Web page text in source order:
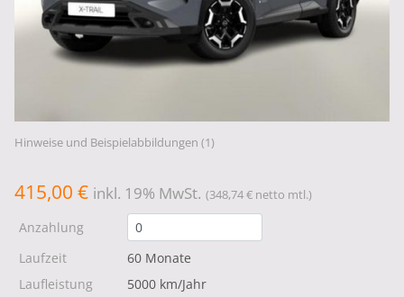
Hinweise und Beispielabbildungen (1)
415,00 € inkl. 19% MwSt. (348,74 € netto mtl.)
Anzahlung
Laufzeit
60 Monate
Laufleistung
5000 km/Jahr